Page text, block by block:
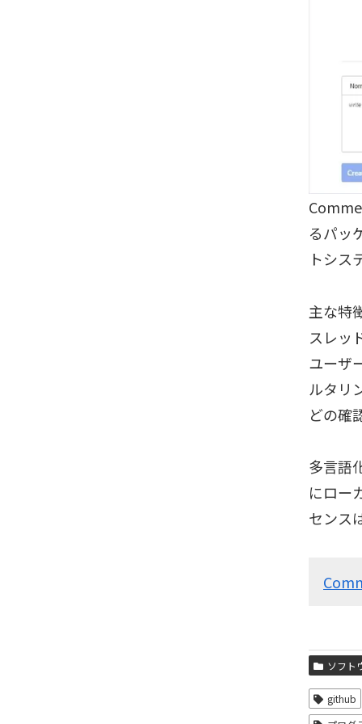
るパッ
トシス
主な特
スレッ
ユーザ
ルタリ
どの確
多言語
にロー
センス
ソフト
github